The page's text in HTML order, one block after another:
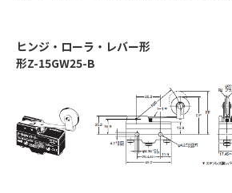
ヒンジ・ローラ・レバー形
形Z-15GW25-B